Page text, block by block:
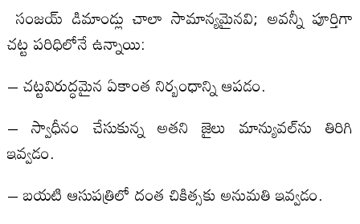
సంజయ్ డిమాండ్లు చాలా సామాన్యమైనవి; అవన్నీ పూర్తిగా
చట్ట పరిధిలోనే ఉన్నాయి:
– చట్టవిరుద్ధమైన ఏకాంత నిర్బంధాన్ని ఆపడం.
– స్వాధీనం చేసుకున్న అతని జైలు మాన్యువల్‌ను తిరిగి
ఇవ్వడం.
– బయటి ఆసుపత్రిలో దంత చికిత్సకు అనుమతి ఇవ్వడం.